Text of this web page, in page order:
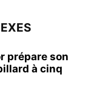
prépare son
à cinq